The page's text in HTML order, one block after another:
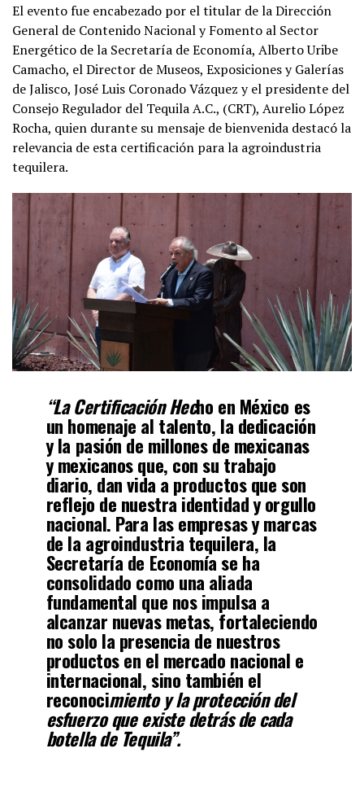
El evento fue encabezado por el titular de la Dirección
General de Contenido Nacional y Fomento al Sector
Energético de la Secretaría de Economía, Alberto Uribe
Camacho, el Director de Museos, Exposiciones y Galerías
de Jalisco, José Luis Coronado Vázquez y el presidente del
Consejo Regulador del Tequila A.C., (CRT), Aurelio López
Rocha, quien durante su mensaje de bienvenida destacó la
relevancia de esta certificación para la agroindustria
tequilera.
“La Certificación Hecho en México es
un homenaje al talento, la dedicación
y la pasión de millones de mexicanas
y mexicanos que, con su trabajo
diario, dan vida a productos que son
reflejo de nuestra identidad y orgullo
nacional. Para las empresas y marcas
de la agroindustria tequilera, la
Secretaría de Economía se ha
consolidado como una aliada
fundamental que nos impulsa a
alcanzar nuevas metas, fortaleciendo
no solo la presencia de nuestros
productos en el mercado nacional e
internacional, sino también el
reconocimiento y la protección del
esfuerzoque existe detrás de cada
botella de Tequila”.